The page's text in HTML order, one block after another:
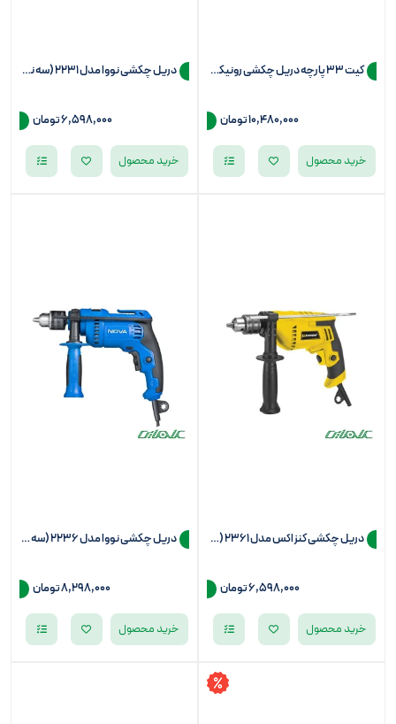
کیت 33 پارچه دریل چکشی رونیکس مدل 0008-RS
10,480,000تومان
خرید محصول
دریل چکشی نووا مدل 2231 (سه نظام 13)
6,598,000تومان
خرید محصول
دریل چکشی کنزاکس مدل 2361 (سه نظام 13)
6,598,000تومان
خرید محصول
دریل چکشی نووا مدل 2236 (سه نظام 13)
8,298,000تومان
خرید محصول